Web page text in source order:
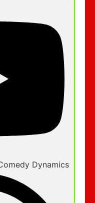
Comedy Dynamics